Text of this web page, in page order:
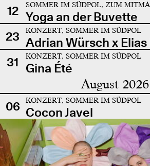
12 SOMMER IM SÜDPOL, ZUM
Yoga an der Buvette
23
KONZERT, SOMMER IM SÜDPOL
Adrian Würsch x
31
KONZERT, SOMMER IM SÜDPOL
Gina Été
August 2026
06 KONZERT, SOMMER IM SÜDPOL
Cocon Javel